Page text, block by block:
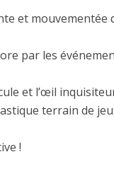
et mouvementée
par les
et l’œil
terrain de
!